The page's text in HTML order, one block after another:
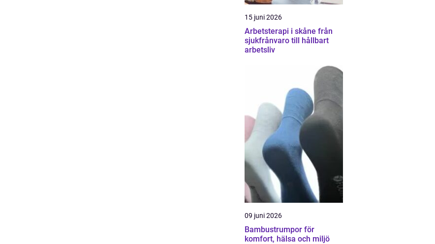
15 juni 2026
Arbetsterapi i skåne från
sjukfrånvaro till hållbart
arbetsliv
09 juni 2026
Bambustrumpor för
komfort, hälsa och miljö